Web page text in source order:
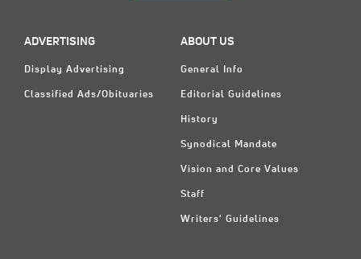
ADVERTISING
Display Advertising
Classified Ads/Obituaries
ABOUT US
General Info
Editorial Guidelines
History
Synodical Mandate
Vision and Core Values
Staff
Writers' Guidelines